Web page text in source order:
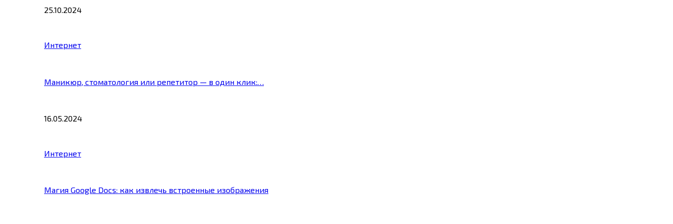
25.10.2024
Интернет
Маникюр, стоматология или репетитор — в один клик:…
16.05.2024
Интернет
Магия Google Docs: как извлечь встроенные изображения